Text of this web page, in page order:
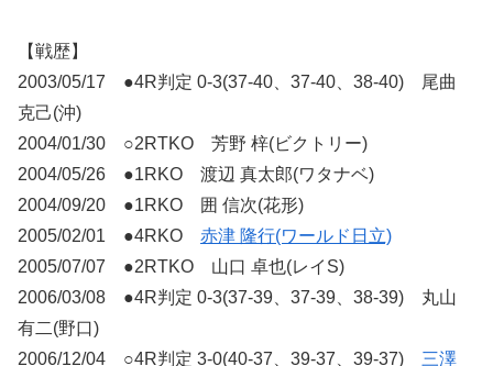
【戦歴】
2003/05/17 ●4R判定 0-3(37-40、37-40、38-40) 尾曲
克己(沖)
2004/01/30 ○2RTKO 芳野 梓(ビクトリー)
2004/05/26 ●1RKO 渡辺 真太郎(ワタナベ)
2004/09/20 ●1RKO 囲 信次(花形)
2005/02/01 ●4RKO 赤津 隆行(ワールド日立)
2005/07/07 ●2RTKO 山口 卓也(レイS)
2006/03/08 ●4R判定 0-3(37-39、37-39、38-39) 丸山
有二(野口)
2006/12/04 ○4R判定 3-0(40-37、39-37、39-37) 三澤